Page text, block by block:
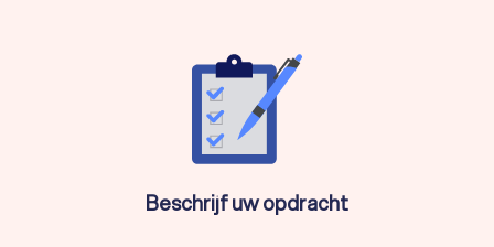
Beschrijf uw opdracht